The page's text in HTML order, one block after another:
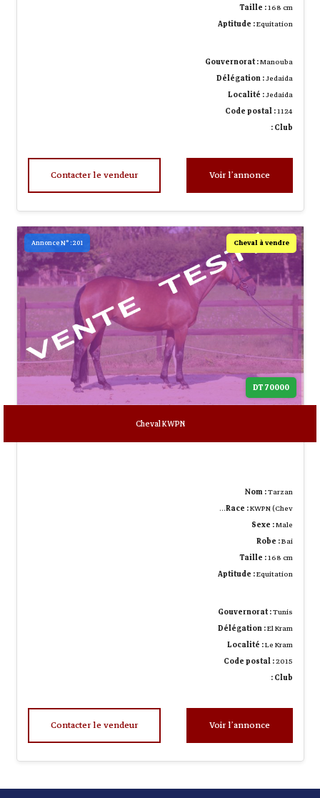
Taille :168 cm
Aptitude :Equitation
Gouvernorat :Manouba
Délégation :Jedaida
Localité :Jedaida
Code postal :1124
Club :
Voir l’annonce
Contacter le vendeur
Cheval à vendre
70000 DT
Annonce N° : 201
Cheval KWPN
Nom :Tarzan
Race :KWPN (Chev…
Sexe :Male
Robe :Bai
Taille :168 cm
Aptitude :Equitation
Gouvernorat :Tunis
Délégation :El Kram
Localité :Le Kram
Code postal :2015
Club :
Voir l’annonce
Contacter le vendeur